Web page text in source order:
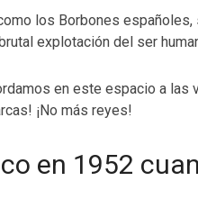
los Borbones
explotación del ser
en este espacio a
¡No más reyes!
en 1952